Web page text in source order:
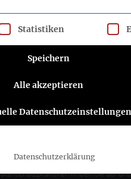
Folgen Sie dem DRSC
DRSC-Newsletter abonnieren
DRSC e.V.:
E-Mail
auf den Link in der Fußzeile unserer E-
klicken. Informationen zu unseren
finden Sie auf
Gruppen, für die eine
Statistiken
Speichern
Alle akzeptieren
Datenschutzeinstellungen
Datenschutzerklärung